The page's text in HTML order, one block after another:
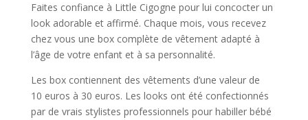
Faites confiance à Little Cigogne pour lui concocter un
look adorable et affirmé. Chaque mois, vous recevez
chez vous une box complète de vêtement adapté à
l’âge de votre enfant et à sa personnalité.
Les box contiennent des vêtements d’une valeur de
10 euros à 30 euros. Les looks ont été confectionnés
par de vrais stylistes professionnels pour habiller bébé